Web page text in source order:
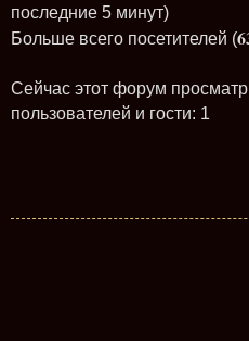
последние 5 минут)
Больше всего посетителей (
Сейчас этот форум
пользователей и гости: 1